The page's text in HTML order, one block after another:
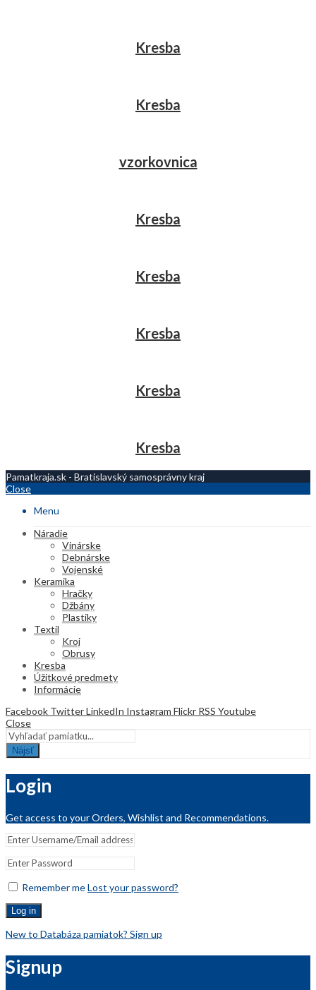
Kresba
Kresba
vzorkovnica
Kresba
Kresba
Kresba
Kresba
Kresba
Pamatkraja.sk - Bratislavský samosprávny kraj
Close
Menu
Náradie
Vinárske
Debnárske
Vojenské
Keramika
Hračky
Džbány
Plastiky
Textil
Kroj
Obrusy
Kresba
Úžitkové predmety
Informácie
Facebook TwitterLinkedIn Instagram Flickr RSS Youtube
Close
Nájsť
Login
Get access to your Orders, Wishlist and Recommendations.
Remember meLost your password?
Log in
New to Databáza pamiatok? Sign up
Signup